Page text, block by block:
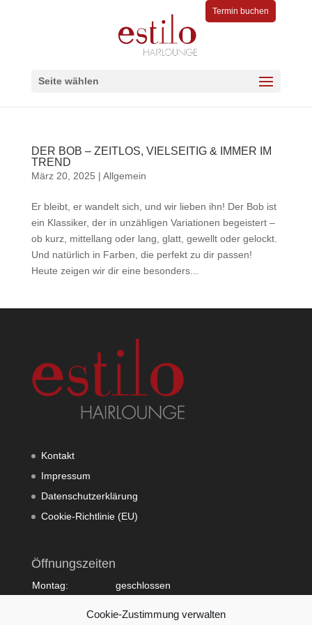
Cookie-Zustimmung verwalten
Termin buchen
Seite wählen
DER BOB – ZEITLOS, VIELSEITIG & IMMER IM
TREND
März 20, 2025 | Allgemein
Er bleibt, er wandelt sich, und wir lieben ihn! Der Bob ist
ein Klassiker, der in unzähligen Variationen begeistert –
ob kurz, mittellang oder lang, glatt, gewellt oder gelockt.
Und natürlich in Farben, die perfekt zu dir passen!
Heute zeigen wir dir eine besonders...
Kontakt
Impressum
Datenschutzerklärung
Cookie-Richtlinie (EU)
Öffnungszeiten
Montag:
geschlossen
09:00 - 18:00